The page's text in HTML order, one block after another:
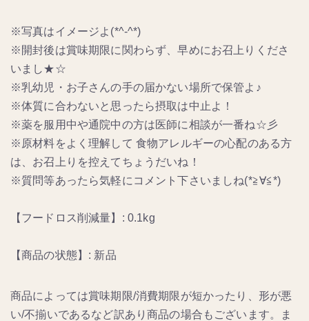
※写真はイメージよ(*^-^*)
※開封後は賞味期限に関わらず、早めにお召上りくださ
いまし★☆
※乳幼児・お子さんの手の届かない場所で保管よ♪
※体質に合わないと思ったら摂取は中止よ！
※薬を服用中や通院中の方は医師に相談が一番ね☆彡
※原材料をよく理解して 食物アレルギーの心配のある方
は、お召上りを控えてちょうだいね！
※質問等あったら気軽にコメント下さいましね(*≧∀≦*)
【フードロス削減量】: 0.1kg
【商品の状態】: 新品
商品によっては賞味期限/消費期限が短かったり、形が悪
い/不揃いであるなど訳あり商品の場合もございます。ま